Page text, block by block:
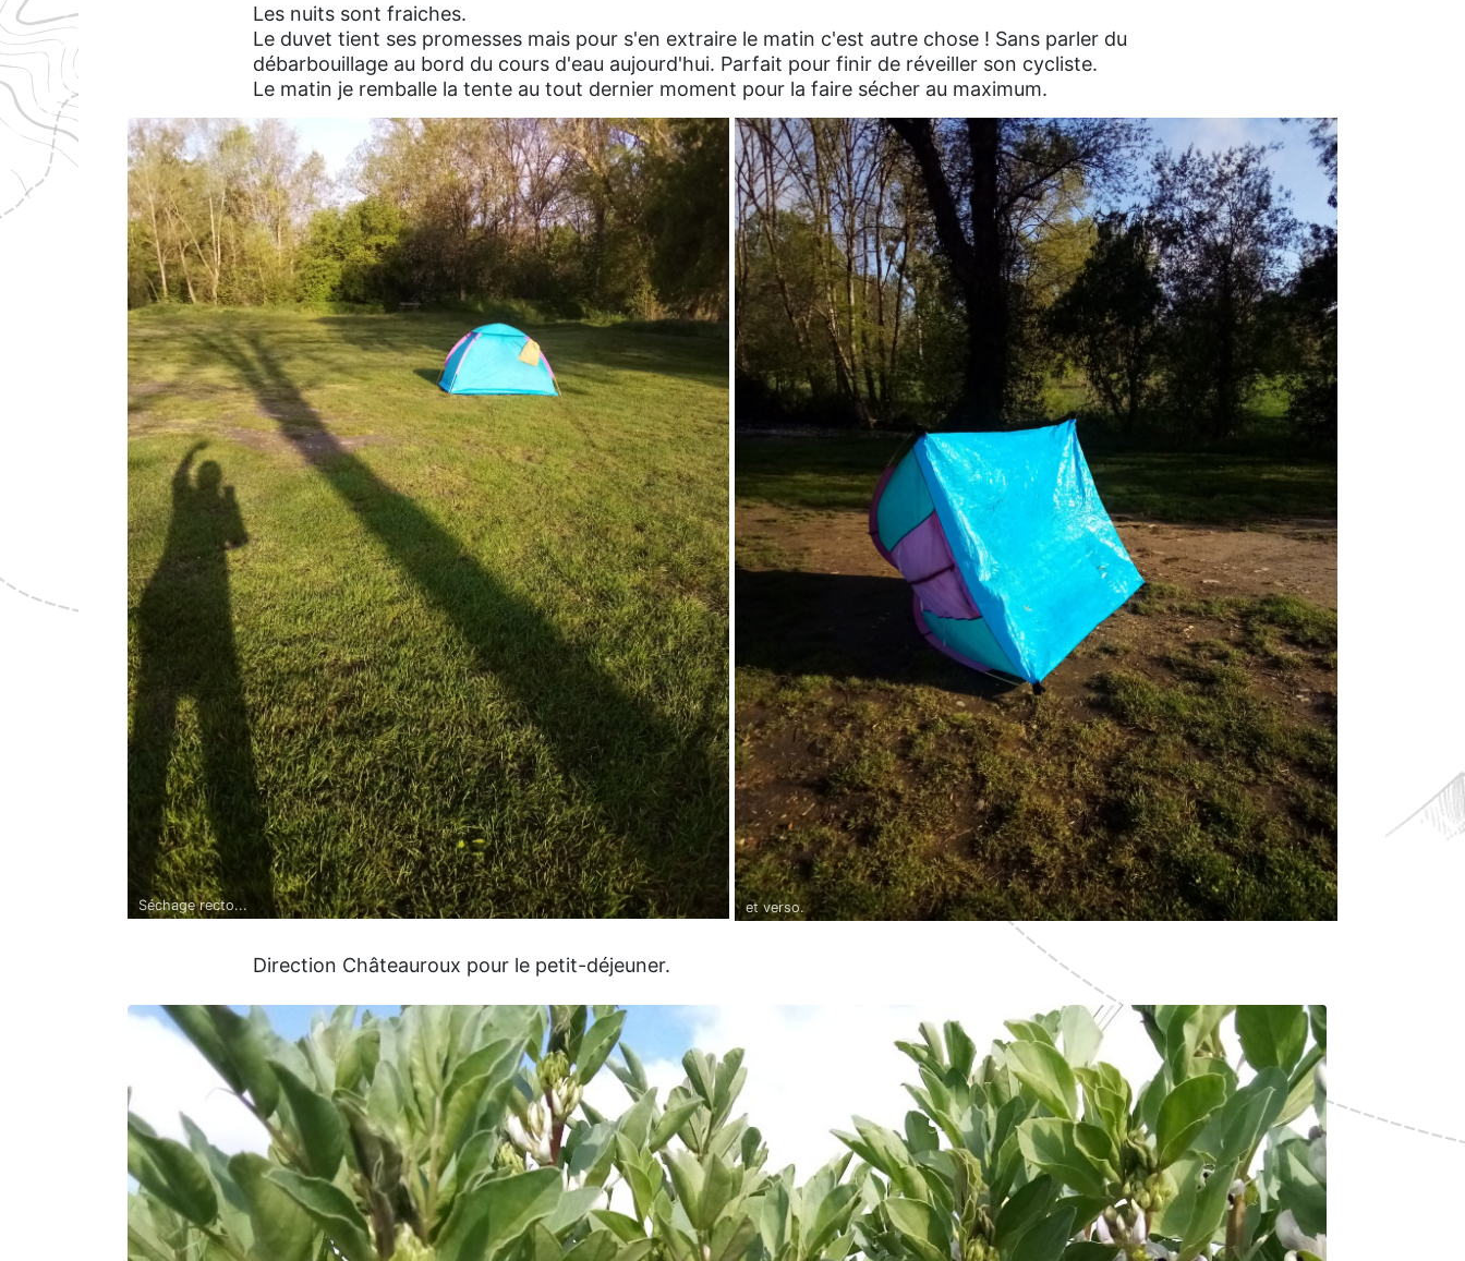
Les nuits sont fraiches.
Le duvet tient ses promesses mais pour s'en extraire le matin c'est autre chose ! Sans parler du
débarbouillage au bord du cours d'eau aujourd'hui. Parfait pour finir de réveiller son cycliste.
Le matin je remballe la tente au tout dernier moment pour la faire sécher au maximum.
Séchage recto... et verso.
Direction Châteauroux pour le petit-déjeuner.